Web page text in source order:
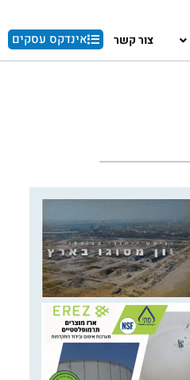
צור קשר אינדקס עסקים